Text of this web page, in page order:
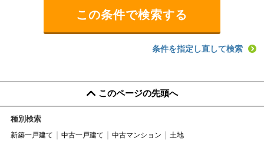
条件を指定し直して検索
このページの先頭へ
種別検索
新築一戸建て 中古一戸建て 中古マンション 土地